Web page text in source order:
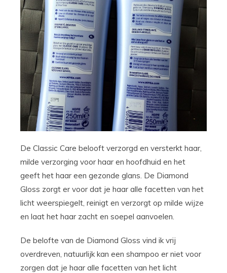
De Classic Care belooft verzorgd en versterkt haar,
milde verzorging voor haar en hoofdhuid en het
geeft het haar een gezonde glans. De Diamond
Gloss zorgt er voor dat je haar alle facetten van het
licht weerspiegelt, reinigt en verzorgt op milde wijze
en laat het haar zacht en soepel aanvoelen.
De belofte van de Diamond Gloss vind ik vrij
overdreven, natuurlijk kan een shampoo er niet voor
zorgen dat je haar alle facetten van het licht